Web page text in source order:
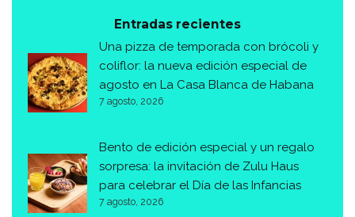
Entradas recientes
Una pizza de temporada con brócoli y
coliflor: la nueva edición especial de
agosto en La Casa Blanca de Habana
7 agosto, 2026
Bento de edición especial y un regalo
sorpresa: la invitación de Zulu Haus
para celebrar el Día de las Infancias
7 agosto, 2026